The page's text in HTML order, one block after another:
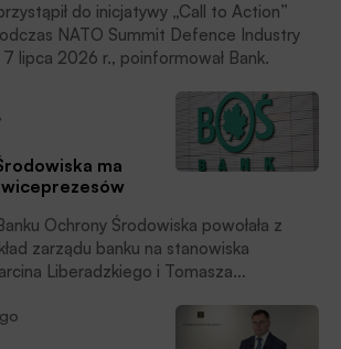
do inicjatywy „Call to Action”
NATO Summit Defence Industry
lipca 2026 r., poinformował Bank.
ma
Ochrony Środowiska powołała z
zarządu banku na stanowiska
Liberadzkiego i Tomasza